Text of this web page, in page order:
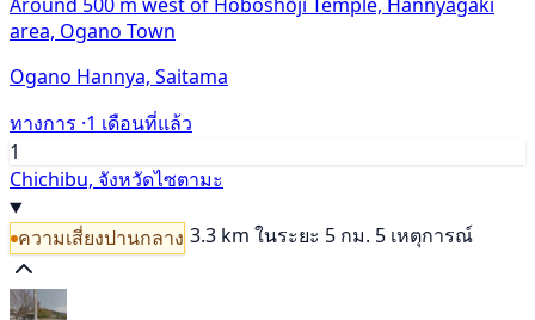
area, Ogano Town
Ogano Hannya, Saitama
ทางการ ·1 เดือนที่แล้ว
1
Chichibu, จังหวัดไซตามะ
ความเสี่ยงปานกลาง 3.3 km ในระยะ 5 กม. 5 เหตุการณ์